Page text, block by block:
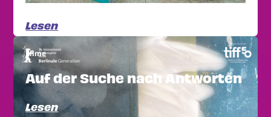
Lesen
Filme
Auf der Suche nach Antworten
Lesen